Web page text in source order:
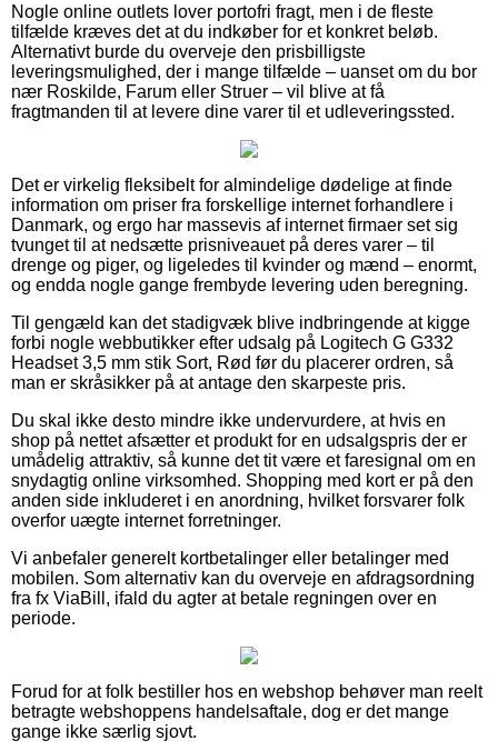
Nogle online outlets lover portofri fragt, men i de fleste
tilfælde kræves det at du indkøber for et konkret beløb.
Alternativt burde du overveje den prisbilligste
leveringsmulighed, der i mange tilfælde – uanset om du bor
nær Roskilde, Farum eller Struer – vil blive at få
fragtmanden til at levere dine varer til et udleveringssted.
Det er virkelig fleksibelt for almindelige dødelige at finde
information om priser fra forskellige internet forhandlere i
Danmark, og ergo har massevis af internet firmaer set sig
tvunget til at nedsætte prisniveauet på deres varer – til
drenge og piger, og ligeledes til kvinder og mænd – enormt,
og endda nogle gange frembyde levering uden beregning.
Til gengæld kan det stadigvæk blive indbringende at kigge
forbi nogle webbutikker efter udsalg på Logitech G G332
Headset 3,5 mm stik Sort, Rød før du placerer ordren, så
man er skråsikker på at antage den skarpeste pris.
Du skal ikke desto mindre ikke undervurdere, at hvis en
shop på nettet afsætter et produkt for en udsalgspris der er
umådelig attraktiv, så kunne det tit være et faresignal om en
snydagtig online virksomhed. Shopping med kort er på den
anden side inkluderet i en anordning, hvilket forsvarer folk
overfor uægte internet forretninger.
Vi anbefaler generelt kortbetalinger eller betalinger med
mobilen. Som alternativ kan du overveje en afdragsordning
fra fx ViaBill, ifald du agter at betale regningen over en
periode.
Forud for at folk bestiller hos en webshop behøver man reelt
betragte webshoppens handelsaftale, dog er det mange
gange ikke særlig sjovt.